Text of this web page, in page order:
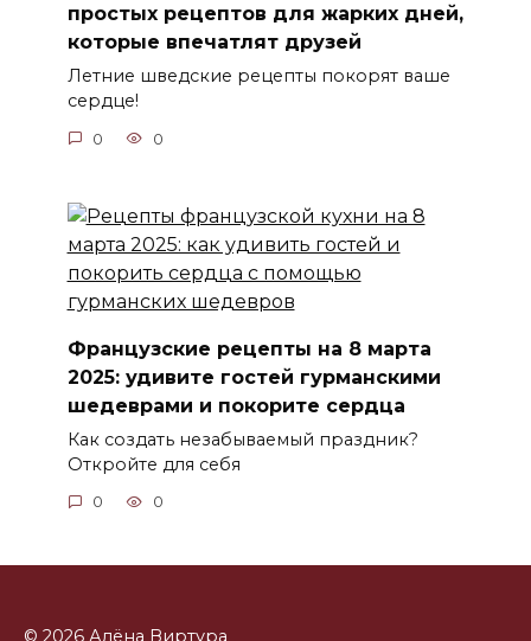
простых рецептов для жарких дней,
которые впечатлят друзей
Летние шведские рецепты покорят ваше
сердце!
0 0
Французские рецепты на 8 марта
2025: удивите гостей гурманскими
шедеврами и покорите сердца
Как создать незабываемый праздник?
Откройте для себя
0 0
© 2026 Алёна Виртура